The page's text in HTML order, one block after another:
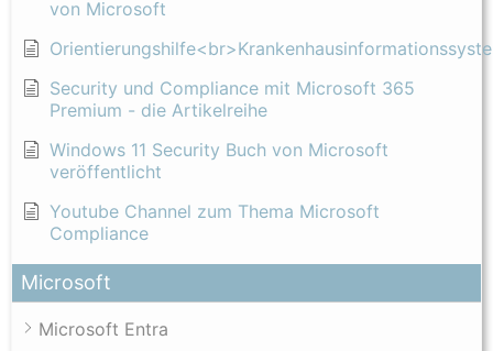
von Microsoft
Security und Compliance mit Microsoft 365
Premium - die Artikelreihe
Windows 11 Security Buch von Microsoft
veröffentlicht
Youtube Channel zum Thema Microsoft
Compliance
Microsoft
Microsoft Entra